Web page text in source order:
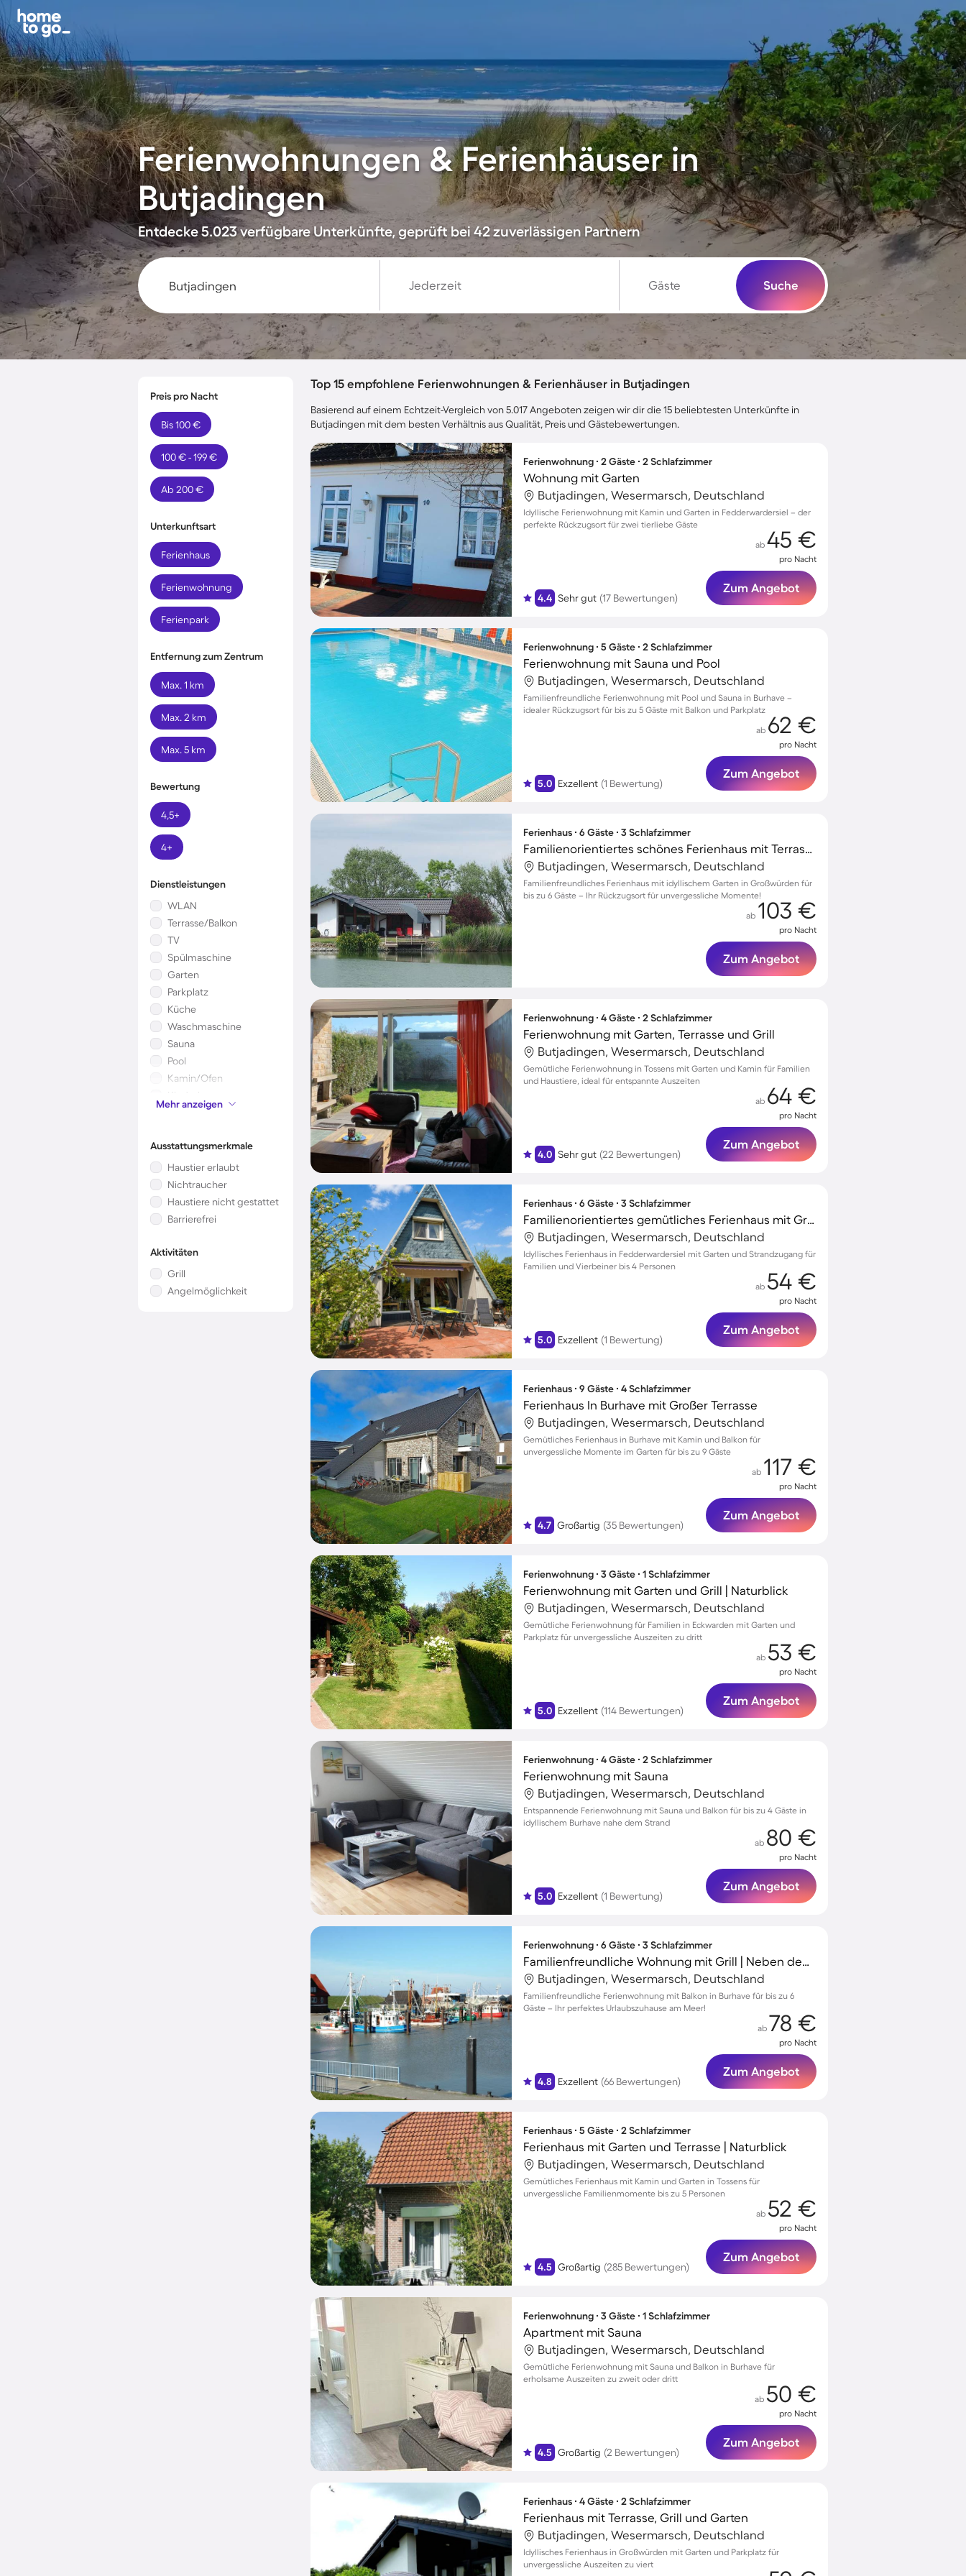
Ferienwohnungen & Ferienhäuser in
Butjadingen
Entdecke 5.023 verfügbare Unterkünfte, geprüft bei 42 zuverlässigen Partnern
Jederzeit Gäste Suche
Preis pro Nacht
Bis 100 €
100 € - 199 €
Ab 200 €
Unterkunftsart
Ferienhaus
Ferienwohnung
Ferienpark
Entfernung zum Zentrum
Max. 1 km
Max. 2 km
Max. 5 km
Bewertung
4,5+
4+
Dienstleistungen
WLAN
Terrasse/Balkon
TV
Spülmaschine
Garten
Parkplatz
Küche
Waschmaschine
Sauna
Pool
Kamin/Ofen
Kinderbett
Mikrowelle
Mehr anzeigen
Ausstattungsmerkmale
Haustier erlaubt
Nichtraucher
Haustiere nicht gestattet
Barrierefrei
Aktivitäten
Grill
Angelmöglichkeit
Top 15 empfohlene Ferienwohnungen & Ferienhäuser in Butjadingen
Basierend auf einem Echtzeit-Vergleich von 5.017 Angeboten zeigen wir dir die 15 beliebtesten Unterkünfte in
Butjadingen mit dem besten Verhältnis aus Qualität, Preis und Gästebewertungen.
Ferienwohnung ∙ 2 Gäste ∙ 2 Schlafzimmer
Wohnung mit Garten
Butjadingen, Wesermarsch, Deutschland
Idyllische Ferienwohnung mit Kamin und Garten in Fedderwardersiel – der
perfekte Rückzugsort für zwei tierliebe Gäste
4.4 Sehr gut (17 Bewertungen)
ab 45 €
pro Nacht
Zum Angebot
Ferienwohnung ∙ 5 Gäste ∙ 2 Schlafzimmer
Ferienwohnung mit Sauna und Pool
Butjadingen, Wesermarsch, Deutschland
Familienfreundliche Ferienwohnung mit Pool und Sauna in Burhave –
idealer Rückzugsort für bis zu 5 Gäste mit Balkon und Parkplatz
5.0 Exzellent (1 Bewertung)
ab 62 €
pro Nacht
Zum Angebot
Ferienhaus ∙ 6 Gäste ∙ 3 Schlafzimmer
Familienorientiertes schönes Ferienhaus mit Terrasse, Garten und Grill | Gartenblick
Butjadingen, Wesermarsch, Deutschland
Familienfreundliches Ferienhaus mit idyllischem Garten in Großwürden für
bis zu 6 Gäste – Ihr Rückzugsort für unvergessliche Momente!
ab 103 €
pro Nacht
Zum Angebot
Ferienwohnung ∙ 4 Gäste ∙ 2 Schlafzimmer
Ferienwohnung mit Garten, Terrasse und Grill
Butjadingen, Wesermarsch, Deutschland
Gemütliche Ferienwohnung in Tossens mit Garten und Kamin für Familien
und Haustiere, ideal für entspannte Auszeiten
4.0 Sehr gut (22 Bewertungen)
ab 64 €
pro Nacht
Zum Angebot
Ferienhaus ∙ 6 Gäste ∙ 3 Schlafzimmer
Familienorientiertes gemütliches Ferienhaus mit Grill, Terrasse und Garten | Gartenblick | Ideal für Homeoffice | Haustierfreundlich
Butjadingen, Wesermarsch, Deutschland
Idyllisches Ferienhaus in Fedderwardersiel mit Garten und Strandzugang für
Familien und Vierbeiner bis 4 Personen
5.0 Exzellent (1 Bewertung)
ab 54 €
pro Nacht
Zum Angebot
Ferienhaus ∙ 9 Gäste ∙ 4 Schlafzimmer
Ferienhaus In Burhave mit Großer Terrasse
Butjadingen, Wesermarsch, Deutschland
Gemütliches Ferienhaus in Burhave mit Kamin und Balkon für
unvergessliche Momente im Garten für bis zu 9 Gäste
4.7 Großartig (35 Bewertungen)
ab 117 €
pro Nacht
Zum Angebot
Ferienwohnung ∙ 3 Gäste ∙ 1 Schlafzimmer
Ferienwohnung mit Garten und Grill | Naturblick
Butjadingen, Wesermarsch, Deutschland
Gemütliche Ferienwohnung für Familien in Eckwarden mit Garten und
Parkplatz für unvergessliche Auszeiten zu dritt
5.0 Exzellent (114 Bewertungen)
ab 53 €
pro Nacht
Zum Angebot
Ferienwohnung ∙ 4 Gäste ∙ 2 Schlafzimmer
Ferienwohnung mit Sauna
Butjadingen, Wesermarsch, Deutschland
Entspannende Ferienwohnung mit Sauna und Balkon für bis zu 4 Gäste in
idyllischem Burhave nahe dem Strand
5.0 Exzellent (1 Bewertung)
ab 80 €
pro Nacht
Zum Angebot
Ferienwohnung ∙ 6 Gäste ∙ 3 Schlafzimmer
Familienfreundliche Wohnung mit Grill | Neben dem Strand
Butjadingen, Wesermarsch, Deutschland
Familienfreundliche Ferienwohnung mit Balkon in Burhave für bis zu 6
Gäste – Ihr perfektes Urlaubszuhause am Meer!
4.8 Exzellent (66 Bewertungen)
ab 78 €
pro Nacht
Zum Angebot
Ferienhaus ∙ 5 Gäste ∙ 2 Schlafzimmer
Ferienhaus mit Garten und Terrasse | Naturblick
Butjadingen, Wesermarsch, Deutschland
Gemütliches Ferienhaus mit Kamin und Garten in Tossens für
unvergessliche Familienmomente bis zu 5 Personen
4.5 Großartig (285 Bewertungen)
ab 52 €
pro Nacht
Zum Angebot
Ferienwohnung ∙ 3 Gäste ∙ 1 Schlafzimmer
Apartment mit Sauna
Butjadingen, Wesermarsch, Deutschland
Gemütliche Ferienwohnung mit Sauna und Balkon in Burhave für
erholsame Auszeiten zu zweit oder dritt
4.5 Großartig (2 Bewertungen)
ab 50 €
pro Nacht
Zum Angebot
Ferienhaus ∙ 4 Gäste ∙ 2 Schlafzimmer
Ferienhaus mit Terrasse, Grill und Garten
Butjadingen, Wesermarsch, Deutschland
Idyllisches Ferienhaus in Großwürden mit Garten und Parkplatz für
unvergessliche Auszeiten zu viert